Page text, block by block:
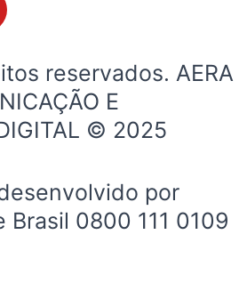
reservados. AERA
E
© 2025
por
Brasil 0800 111 0109